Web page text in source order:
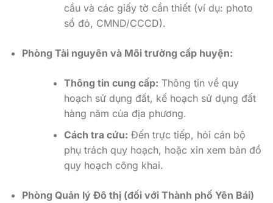
cầu và các giấy tờ cần thiết (ví dụ: photo
sổ đỏ, CMND/CCCD).
Phòng Tài nguyên và Môi trường cấp huyện:
Thông tin cung cấp: Thông tin về quy
hoạch sử dụng đất, kế hoạch sử dụng đất
hàng năm của địa phương.
Cách tra cứu: Đến trực tiếp, hỏi cán bộ
phụ trách quy hoạch, hoặc xin xem bản đồ
quy hoạch công khai.
Phòng Quản lý Đô thị (đối với Thành phố Yên Bái)